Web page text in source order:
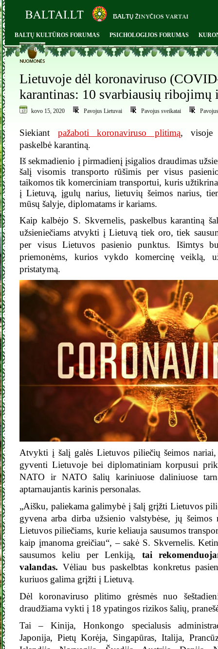
BALTŲ KULTŪROS FORUMAS PSICHOLOGIJOS FORUMAS
0
Lietuvoje dėl koronaviruso
karantinas: 10 svarbiausių ribojimų
kovo 15, 2020 Pavojus Lietuvai Pavojus sveikatai
Siekiant pažaboti koronaviruso plitimą, visoje
paskelbė karantiną.
Iš sekmadienio į pirmadienį įsigalios draudimas
šalį visomis transporto rūšimis per visus
taikomos tik komerciniam transportui, kuris
į Lietuvą, įgulų narius, lietuvių šeimos narius,
mūsų šalyje, diplomatams ir kariams.
Kaip kalbėjo S. Skvernelis, paskelbus karantiną
užsieniečiams atvykti į Lietuvą tiek oro, tiek
per visus Lietuvos pasienio punktus. Išimtys
priemonėms, kurios vykdo komercinę veiklą,
pristatymą.
Atvykti į šalį galės Lietuvos piliečių šeimos nariai,
gyventi Lietuvoje bei diplomatiniam korpusui
NATO ir NATO šalių kariniuose daliniuose
aptarnaujantis karinis personalas.
„Aišku, paliekama galimybė į šalį grįžti Lietuvos
gyvena arba dirba užsienio valstybėse, jų šeimos
Lietuvos piliečiams, kurie keliauja sausumos
kaip įmanoma greičiau“, – sakė S. Skvernelis.
sausumos keliu per Lenkiją, tai
valandas. Vėliau bus paskelbtas konkretus
kuriuos galima grįžti į Lietuvą.
Dėl koronaviruso plitimo grėsmės nuo
draudžiama vykti į 18 ypatingos rizikos šalių,
Tai – Kinija, Honkongo specialusis
Japonija, Pietų Korėja, Singapūras, Italija,